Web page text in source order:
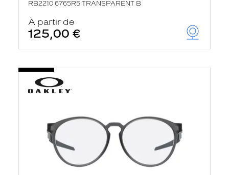
RB2210 6765R5 TRANSPARENT B
À partir de
125,00 €